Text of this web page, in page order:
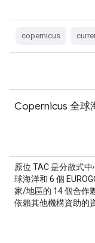
copernicus
Copernicus 全球
原位 TAC 是分散式
球海洋和 6 個
家/地區的 14 個合作
依賴其他機構資助的